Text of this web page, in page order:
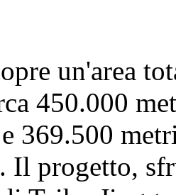
un'area
450.000
369.500
Il progetto,